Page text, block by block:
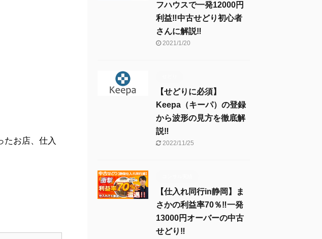
たお店、仕入
フハウスで一発12000円
利益‼︎中古せどり初心者
さんに解説‼︎
2021/1/20
【せどりに必須】
Keepa（キーパ）の登録
から波形の見方を徹底解
説‼︎
2022/11/25
【仕入れ同行in静岡】ま
さかの利益率70％‼︎一発
13000円オーバーの中古
せどり‼︎